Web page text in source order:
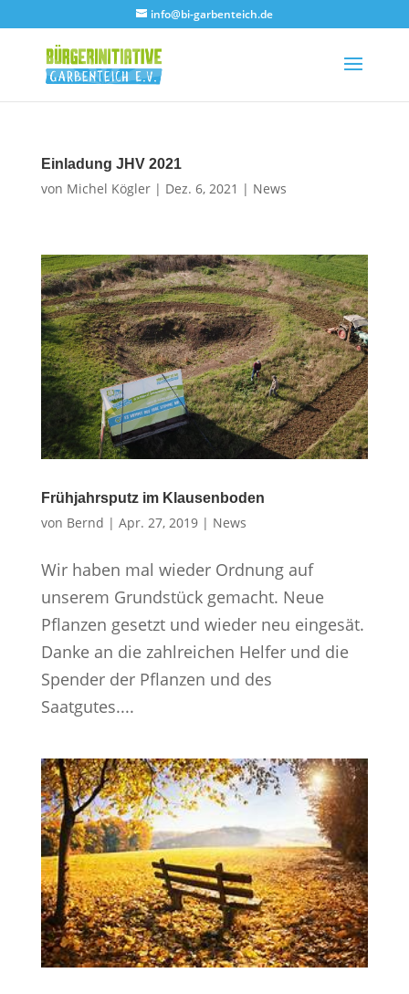
info@bi-garbenteich.de
Einladung JHV 2021
von Michel Kögler| Dez. 6, 2021 | News
Frühjahrsputz im Klausenboden
von Bernd | Apr. 27, 2019| News
Wir haben mal wieder Ordnung auf
unserem Grundstück gemacht. Neue
Pflanzen gesetzt und wieder neu eingesät.
Danke an die zahlreichen Helfer und die
Spender der Pflanzen und des
Saatgutes....